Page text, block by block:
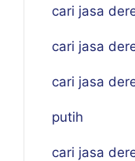
cari jasa
cari jasa
cari jasa
putih
cari jasa